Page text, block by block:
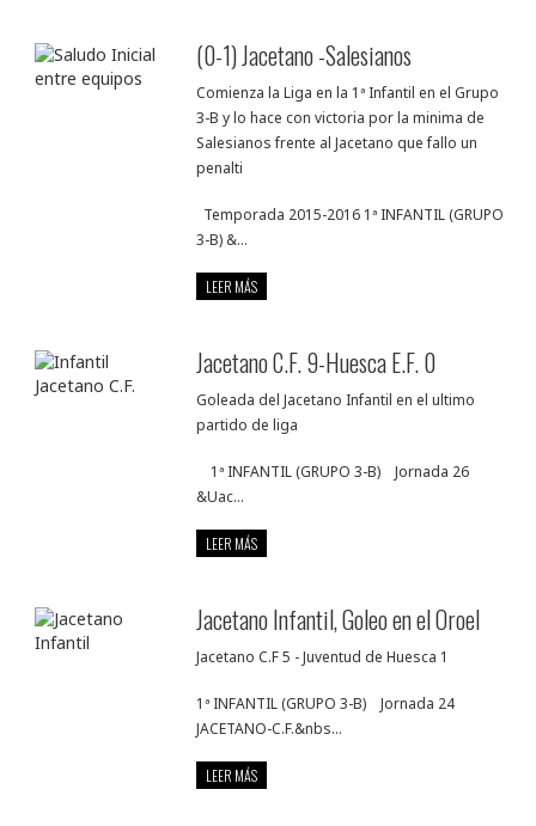
(0-1) Jacetano -Salesianos
Comienza la Liga en la 1ª Infantil en el Grupo
3-B y lo hace con victoria por la minima de
Salesianos frente al Jacetano que fallo un
penalti
Temporada 2015-2016 1ª INFANTIL (GRUPO
3-B) &...
LEER MÁS
Jacetano C.F. 9-Huesca E.F. 0
Goleada del Jacetano Infantil en el ultimo
partido de liga
1ª INFANTIL (GRUPO 3-B) Jornada 26
&Uac...
LEER MÁS
Jacetano Infantil, Goleo en el Oroel
Jacetano C.F 5 - Juventud de Huesca 1
1ª INFANTIL (GRUPO 3-B) Jornada 24
JACETANO-C.F.&nbs...
LEER MÁS